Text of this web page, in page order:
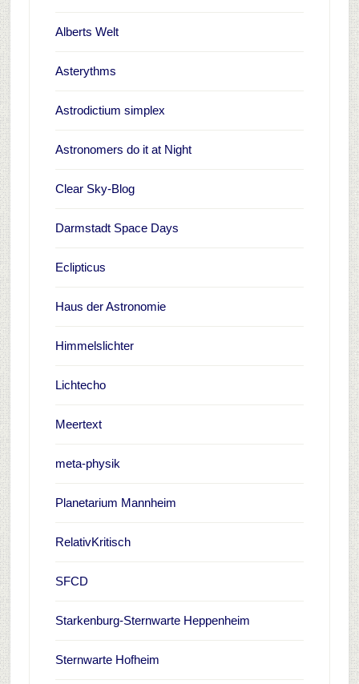
Alberts Welt
Asterythms
Astrodictium simplex
Astronomers do it at Night
Clear Sky-Blog
Darmstadt Space Days
Eclipticus
Haus der Astronomie
Himmelslichter
Lichtecho
Meertext
meta-physik
Planetarium Mannheim
RelativKritisch
SFCD
Starkenburg-Sternwarte Heppenheim
Sternwarte Hofheim